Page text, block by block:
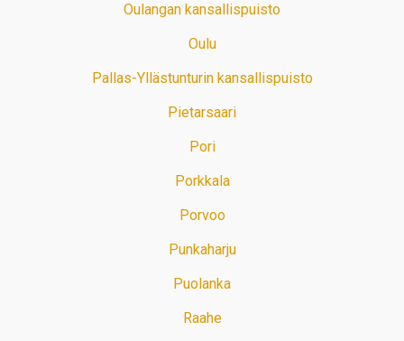
Oulangan kansallispuisto
Oulu
Pallas-Yllästunturin kansallispuisto
Pietarsaari
Pori
Porkkala
Porvoo
Punkaharju
Puolanka
Raahe